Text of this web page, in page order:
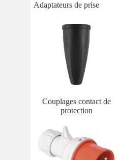
Adaptateurs de prise
Couplages contact de
protection